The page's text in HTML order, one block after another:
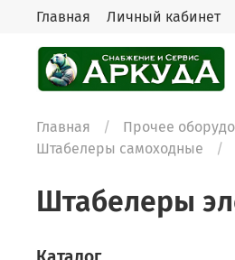
Главная Личный кабинет
Главная Прочее
Штабелеры самоходные
Штабелеры